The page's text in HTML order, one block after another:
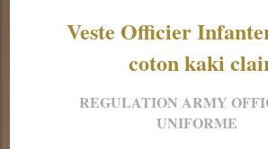
Veste Officier
coton kaki
REGULATION ARMY
UNIFORME